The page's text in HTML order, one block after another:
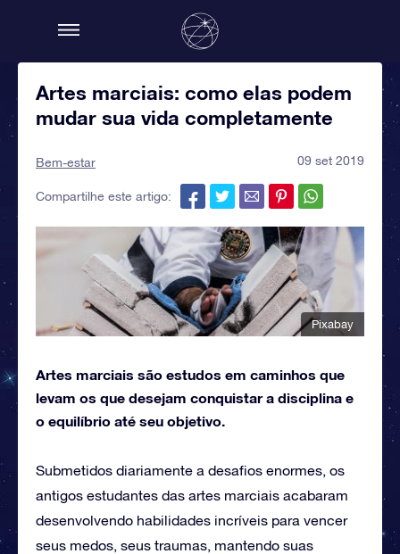
Artes marciais: como elas podem
mudar sua vida completamente
Bem-estar 09 set 2019
Compartilhe este artigo:
Pixabay
Artes marciais são estudos em caminhos que
levam os que desejam conquistar a disciplina e
o equilíbrio até seu objetivo.
Submetidos diariamente a desafios enormes, os
antigos estudantes das artes marciais acabaram
desenvolvendo habilidades incríveis para vencer
seus medos, seus traumas, mantendo suas